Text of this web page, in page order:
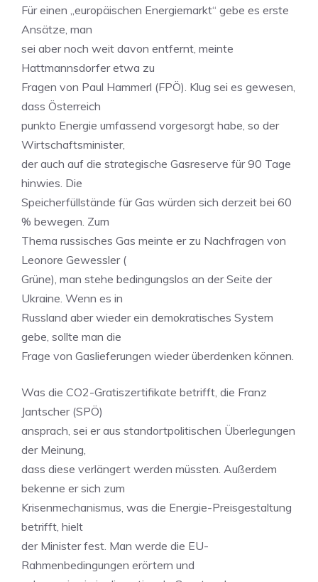
Für einen „europäischen Energiemarkt“ gebe es erste
Ansätze, man
sei aber noch weit davon entfernt, meinte
Hattmannsdorfer etwa zu
Fragen von Paul Hammerl (FPÖ). Klug sei es gewesen,
dass Österreich
punkto Energie umfassend vorgesorgt habe, so der
Wirtschaftsminister,
der auch auf die strategische Gasreserve für 90 Tage
hinwies. Die
Speicherfüllstände für Gas würden sich derzeit bei 60
% bewegen. Zum
Thema russisches Gas meinte er zu Nachfragen von
Leonore Gewessler (
Grüne), man stehe bedingungslos an der Seite der
Ukraine. Wenn es in
Russland aber wieder ein demokratisches System
gebe, sollte man die
Frage von Gaslieferungen wieder überdenken können.
Was die CO2-Gratiszertifikate betrifft, die Franz
Jantscher (SPÖ)
ansprach, sei er aus standortpolitischen Überlegungen
der Meinung,
dass diese verlängert werden müssten. Außerdem
bekenne er sich zum
Krisenmechanismus, was die Energie-Preisgestaltung
betrifft, hielt
der Minister fest. Man werde die EU-
Rahmenbedingungen erörtern und